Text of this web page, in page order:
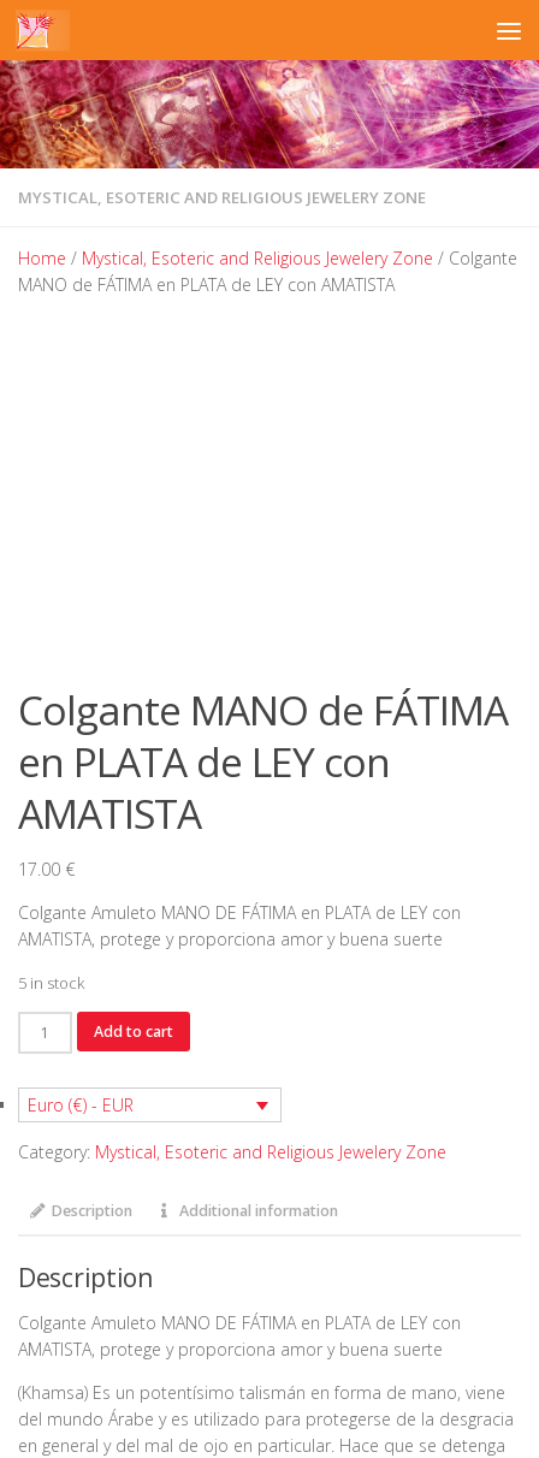
Skip to content
MYSTICAL, ESOTERIC AND RELIGIOUS JEWELERY ZONE
Home / Mystical, Esoteric and Religious Jewelery Zone / Colgante
MANO de FÁTIMA en PLATA de LEY con AMATISTA
Colgante MANO de FÁTIMA
en PLATA de LEY con
AMATISTA
17.00 €
Colgante Amuleto MANO DE FÁTIMA en PLATA de LEY con
AMATISTA, protege y proporciona amor y buena suerte
5 in stock
Colgante
MANO
FÁTIMA
en
PLATA
LEY
quantity
Add to cart
Euro (€) - EUR
Category: Mystical, Esoteric and Religious Jewelery Zone
Description Additional information
Description
Colgante Amuleto MANO DE FÁTIMA en PLATA de LEY con
AMATISTA, protege y proporciona amor y buena suerte
(Khamsa) Es un potentísimo talismán en forma de mano, viene
del mundo Árabe y es utilizado para protegerse de la desgracia
en general y del mal de ojo en particular. Hace que se detenga